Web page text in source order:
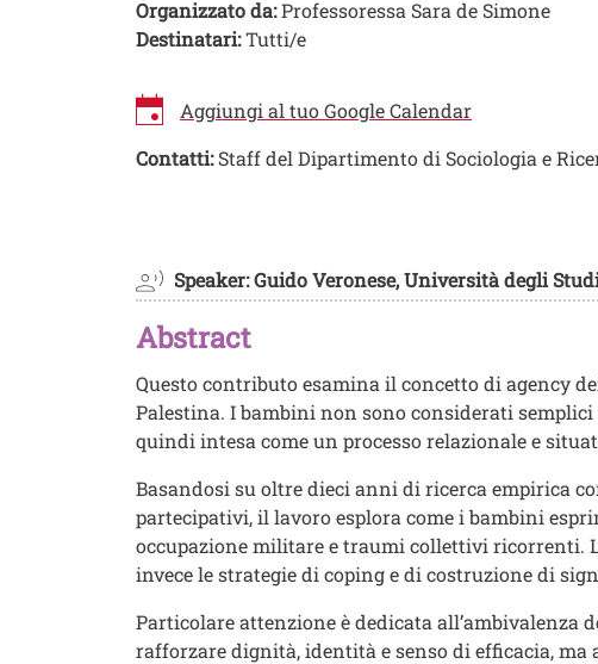
Organizzato da:Professoressa Sara de Simone
Destinatari:Tutti/e
Aggiungi al tuo Google Calendar
Contatti:Staff del Dipartimento di Sociologia e
Speaker: Guido Veronese, Università degli
Abstract
Questo contributo esamina il concetto di agency
Palestina. I bambini non sono considerati
quindi intesa come un processo relazionale e
Basandosi su oltre dieci anni di ricerca empirica
partecipativi, il lavoro esplora come i bambini
occupazione militare e traumi collettivi ricorrenti.
invece le strategie di coping e di costruzione di
Particolare attenzione è dedicata all’ambivalenza
rafforzare dignità, identità e senso di efficacia, ma